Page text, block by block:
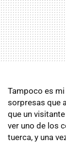
Tampoco es
sorpresas que
que un
ver uno de los
tuerca, y una